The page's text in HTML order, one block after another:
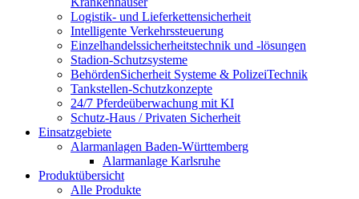
Logistik- und Lieferkettensicherheit
Intelligente Verkehrssteuerung
Einzelhandelssicherheitstechnik und -lösungen
Stadion-Schutzsysteme
BehördenSicherheit Systeme & PolizeiTechnik
Tankstellen-Schutzkonzepte​
24/7 Pferdeüberwachung mit KI
Schutz-Haus / Privaten Sicherheit
Einsatzgebiete
Alarmanlagen Baden-Württemberg
Alarmanlage Karlsruhe
Produktübersicht
Alle Produkte